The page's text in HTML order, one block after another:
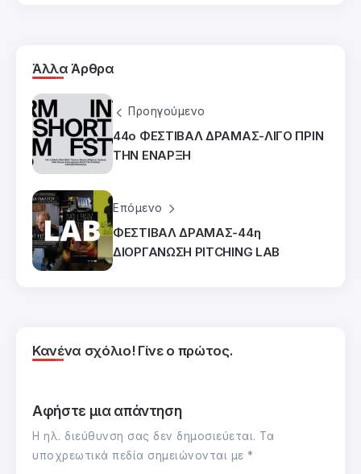
Άλλα Άρθρα
Προηγούμενο
44ο ΦΕΣΤΙΒΑΛ ΔΡΑΜΑΣ-ΛΙΓΟ ΠΡΙΝ
ΤΗΝ ΕΝΑΡΞΗ
Επόμενο
ΦΕΣΤΙΒΑΛ ΔΡΑΜΑΣ-44η
ΔΙΟΡΓΑΝΩΣΗ PITCHING LAB
Κανένα σχόλιο! Γίνε ο πρώτος.
Αφήστε μια απάντηση
Η ηλ. διεύθυνση σας δεν δημοσιεύεται. Τα
υποχρεωτικά πεδία σημειώνονται με *